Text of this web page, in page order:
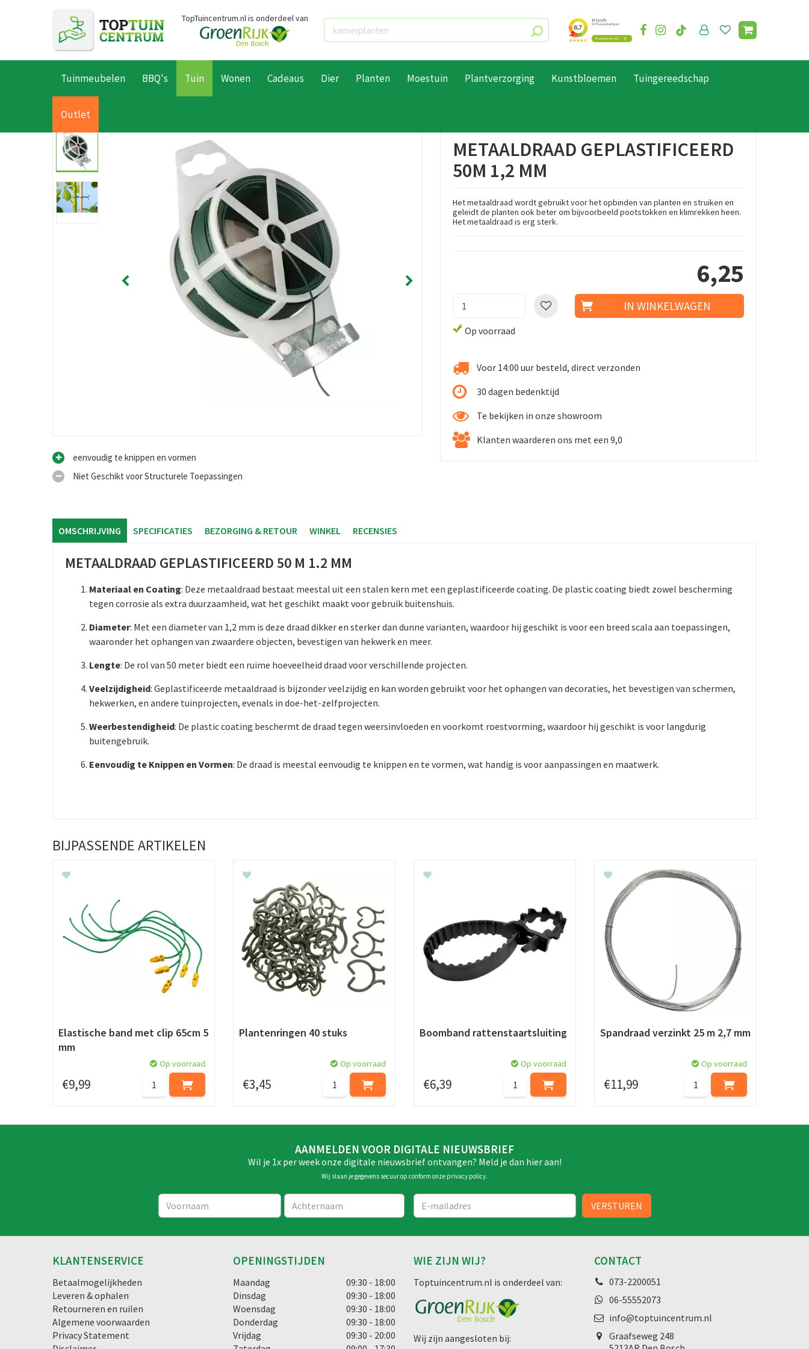
Home Producten
TopTuincentrum.nl is onderdeel van
Tuinmeubelen BBQ's Tuin Wonen Cadeaus Dier Planten Moestuin Plantverzorging Kunstbloemen Tuingereedschap
Outlet
eenvoudig te knippen en vormen
Niet Geschikt voor Structurele Toepassingen
METAALDRAAD GEPLASTIFICEERD
50M 1,2 MM
Het metaaldraad wordt gebruikt voor het opbinden van planten en struiken en
geleidt de planten ook beter om bijvoorbeeld pootstokken en klimrekken heen.
Het metaaldraad is erg sterk.
6,25
Op voorraad
Voor 14:00 uur besteld, direct verzonden
30 dagen bedenktijd
Te bekijken in onze showroom
Klanten waarderen ons met een 9,0
OMSCHRIJVING SPECIFICATIES BEZORGING & RETOUR WINKEL RECENSIES
METAALDRAAD GEPLASTIFICEERD 50 M 1.2 MM
Materiaal en Coating: Deze metaaldraad bestaat meestal uit een stalen kern met een geplastificeerde coating. De plastic coating biedt zowel bescherming
tegen corrosie als extra duurzaamheid, wat het geschikt maakt voor gebruik buitenshuis.
Diameter: Met een diameter van 1,2 mm is deze draad dikker en sterker dan dunne varianten, waardoor hij geschikt is voor een breed scala aan toepassingen,
waaronder het ophangen van zwaardere objecten, bevestigen van hekwerk en meer.
Lengte: De rol van 50 meter biedt een ruime hoeveelheid draad voor verschillende projecten.
Veelzijdigheid: Geplastificeerde metaaldraad is bijzonder veelzijdig en kan worden gebruikt voor het ophangen van decoraties, het bevestigen van schermen,
hekwerken, en andere tuinprojecten, evenals in doe-het-zelfprojecten.
Weerbestendigheid: De plastic coating beschermt de draad tegen weersinvloeden en voorkomt roestvorming, waardoor hij geschikt is voor langdurig
buitengebruik.
Eenvoudig te Knippen en Vormen: De draad is meestal eenvoudig te knippen en te vormen, wat handig is voor aanpassingen en maatwerk.
BIJPASSENDE ARTIKELEN
Elastische band met clip 65cm 5
mm
€9,99
Op voorraad
Plantenringen 40 stuks
€3,45
Op voorraad
Boomband rattenstaartsluiting
€6,39
Op voorraad
Spandraad verzinkt 25 m 2,7 mm
€11,99
Op voorraad
AANMELDEN VOOR DIGITALE NIEUWSBRIEF
Wil je 1x per week onze digitale nieuwsbrief ontvangen? Meld je dan hier aan!
Wij slaan je gegevens secuur op conform onze privacy policy.
KLANTENSERVICE
Betaalmogelijkheden
Leveren & ophalen
Retourneren en ruilen
Algemene voorwaarden
Privacy Statement
OPENINGSTIJDEN
Maandag
09:30 - 18:00
Dinsdag
09:30 - 18:00
Woensdag
09:30 - 18:00
Donderdag
09:30 - 18:00
Vrijdag
09:30 - 20:00
WIE ZIJN WIJ?
Toptuincentrum.nl is onderdeel van:
Wij zijn aangesloten bij:
CONTACT
073-2200051
06-55552073
info@toptuincentrum.nl
Graafseweg 248